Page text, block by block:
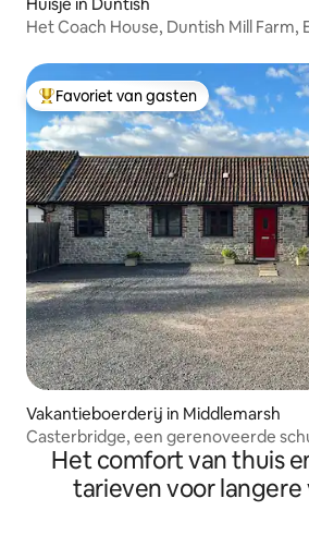
Het Coach House, Duntish Mill Farm,
Topfavoriet van gasten
Favoriet van gasten
Vakantieboerderij in Middlemarsh
Casterbridge, een gerenoveerde
verdieping
Het comfort van thuis
tarieven voor